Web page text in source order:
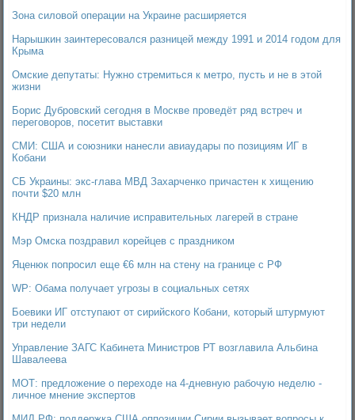
Зона силовой операции на Украине расширяется
Нарышкин заинтересовался разницей между 1991 и 2014 годом для
Крыма
Омские депутаты: Нужно стремиться к метро, пусть и не в этой
жизни
Борис Дубровский сегодня в Москве проведёт ряд встреч и
переговоров, посетит выставки
СМИ: США и союзники нанесли авиаудары по позициям ИГ в
Кобани
СБ Украины: экс-глава МВД Захарченко причастен к хищению
почти $20 млн
КНДР признала наличие исправительных лагерей в стране
Мэр Омска поздравил корейцев с праздником
Яценюк попросил еще €6 млн на стену на границе с РФ
WP: Обама получает угрозы в социальных сетях
Боевики ИГ отступают от сирийского Кобани, который штурмуют
три недели
Управление ЗАГС Кабинета Министров РТ возглавила Альбина
Шавалеева
МОТ: предложение о переходе на 4-дневную рабочую неделю -
личное мнение экспертов